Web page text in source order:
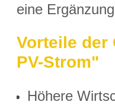
eine
Vorteile der
PV-Strom"
Höhere